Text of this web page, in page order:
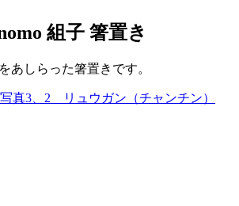
組子 箸置き
あしらった箸置きです。